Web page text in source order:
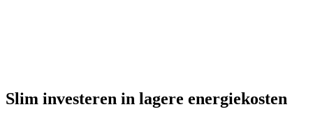
Slim investeren in lagere energiekosten